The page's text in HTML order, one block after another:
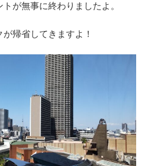
が無事に終わりましたよ。
帰省してきますよ！